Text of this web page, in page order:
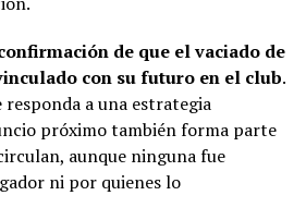
de que el vaciado de
con su futuro en el club.
responda a una estrategia
próximo también forma parte
aunque ninguna fue
ni por quienes lo